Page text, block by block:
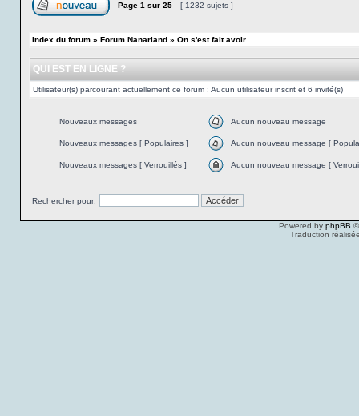
Page 1 sur 25 [ 1232 sujets ]
Index du forum » Forum Nanarland » On s'est fait avoir
QUI EST EN LIGNE ?
Utilisateur(s) parcourant actuellement ce forum : Aucun utilisateur inscrit et 6 invité(s)
Nouveaux messages Aucun nouveau message
Nouveaux messages [ Populaires ] Aucun nouveau message [
Nouveaux messages [ Verrouillés ] Aucun nouveau message [
Rechercher pour:
Powered by phpBB
Traduction